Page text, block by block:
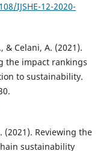
IJSHE-12-2020-
& Celani, A. (2021).
the impact rankings
to sustainability.
(2021). Reviewing the
sustainability